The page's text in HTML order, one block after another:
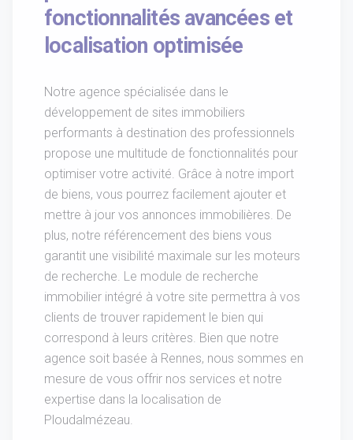
fonctionnalités avancées et
localisation optimisée
Notre agence spécialisée dans le
développement de sites immobiliers
performants à destination des professionnels
propose une multitude de fonctionnalités pour
optimiser votre activité. Grâce à notre import
de biens, vous pourrez facilement ajouter et
mettre à jour vos annonces immobilières. De
plus, notre référencement des biens vous
garantit une visibilité maximale sur les moteurs
de recherche. Le module de recherche
immobilier intégré à votre site permettra à vos
clients de trouver rapidement le bien qui
correspond à leurs critères. Bien que notre
agence soit basée à Rennes, nous sommes en
mesure de vous offrir nos services et notre
expertise dans la localisation de
Ploudalmézeau.